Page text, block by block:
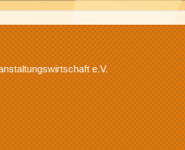
e.V.